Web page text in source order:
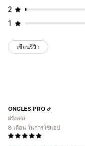
2
1
เขียนรีวิว
ONGLES PRO
ฝรั่งเศส
8 เดือน ในการใช้แอป